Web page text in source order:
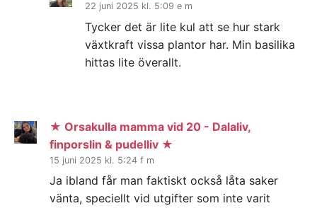
22 juni 2025 kl. 5:09 e m
Tycker det är lite kul att se hur stark
växtkraft vissa plantor har. Min basilika
hittas lite överallt.
★ Orsakulla mamma vid 20 - Dalaliv,
finporslin & pudelliv ★
15 juni 2025 kl. 5:24 f m
Ja ibland får man faktiskt också låta saker
vänta, speciellt vid utgifter som inte varit